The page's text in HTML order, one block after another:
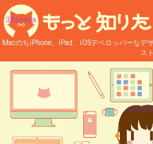
MacのちiPhone、iPad、iOSデベロッパーなデ
ス